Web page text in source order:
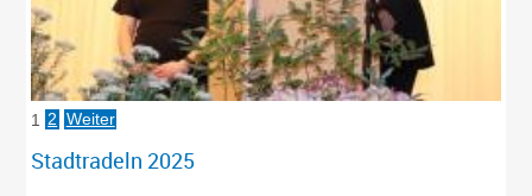
1 2 Weiter
Stadtradeln 2025